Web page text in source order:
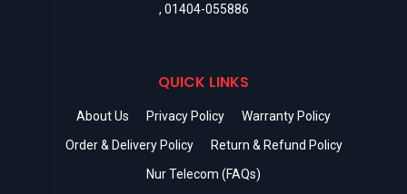
, 01404-055886
QUICK LINKS
About Us Privacy Policy
Warranty Policy
Order & Delivery Policy
Return & Refund Policy
Nur Telecom (FAQs)